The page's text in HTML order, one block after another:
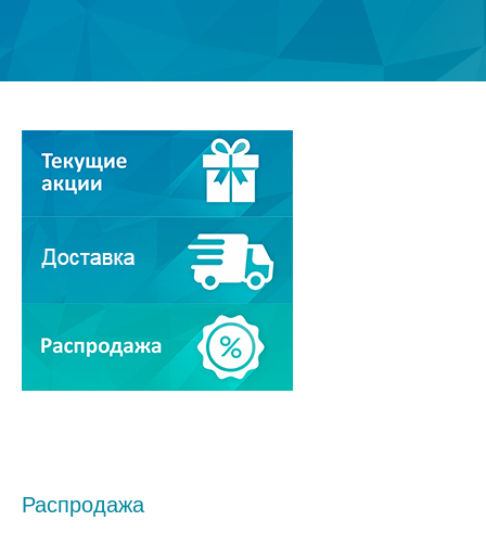
Распродажа